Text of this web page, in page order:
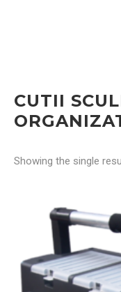
CUTII
Showing the single